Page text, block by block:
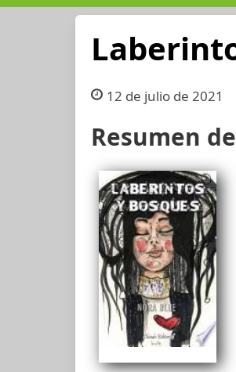
12 de julio de 2021
Resumen